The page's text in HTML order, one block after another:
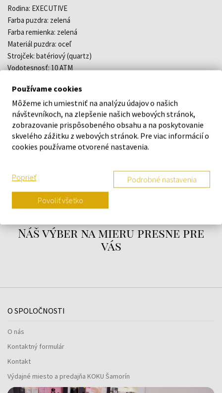
Rodina: EXECUTIVE
Farba puzdra: zelená
Farba remienka: zelená
Materiál puzdra: oceľ
Strojček: batériový (quartz)
Vodotesnosť: 10 ATM
Šírka náramku: 27,5 mm
Štýl: športové
Tvar: okrúhly
Materiál náramku: remienok kožený
Stopky: áno
Dátum: áno
O ZNAČKE
Náš výber na mieru presne pre
vás
O SPOLOČNOSTI
O nás
Kontaktný formulár
Kontakt
Výdajné miesto a predajňa KOKU Šamorín
Používame cookies
Môžeme ich umiestniť na analýzu údajov o našich
návštevníkoch, na zlepšenie našich webových stránok,
zobrazovanie prispôsobeného obsahu a na poskytovanie
skvelého zážitku z webových stránok. Pre viac informácií o
cookies používame otvorené nastavenia.
Poprieť Podrobné nastavenia
Povoliť všetko